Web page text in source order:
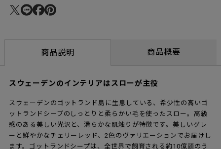
商品説明 商品概要
スウェーデンのインテリアはスローが主役
スウェーデンのゴットランド島に生息している、希少性の高いゴ
ットランドシープのしっとりと柔らかい毛を使ったスロー。高級
感のある美しい光沢と、滑らかな肌触りが特徴です。美しいグレ
ーと鮮やかなチェリーレッド、2色のヴァリエーションでお届けし
ます。ゴットランドシープは、全世界で飼育される約10億頭のう